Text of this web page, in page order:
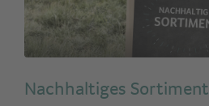
Nachhaltiges Sortiment